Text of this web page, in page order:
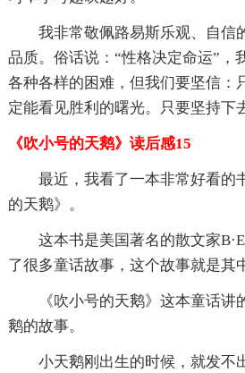
我非常敬佩路易斯乐观、自信
品质。俗话说：“性格决定命运”，
各种各样的困难，但我们要坚信：
定能看见胜利的曙光。只要坚持下
《吹小号的天鹅》读后感15
最近，我看了一本非常好看的
的天鹅》。
这本书是美国著名的散文家
了很多童话故事，这个故事就是其
《吹小号的天鹅》这本童话
鹅的故事。
小天鹅刚出生的时候，就发不